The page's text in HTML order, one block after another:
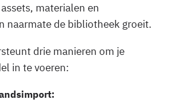
materialen en
naarmate de bibliotheek groeit.
drie manieren om je
in te voeren: